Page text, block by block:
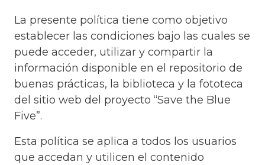
La presente política tiene como objetivo
establecer las condiciones bajo las cuales se
puede acceder, utilizar y compartir la
información disponible en el repositorio de
buenas prácticas, la biblioteca y la fototeca
del sitio web del proyecto “Save the Blue
Five”.
Esta política se aplica a todos los usuarios
que accedan y utilicen el contenido